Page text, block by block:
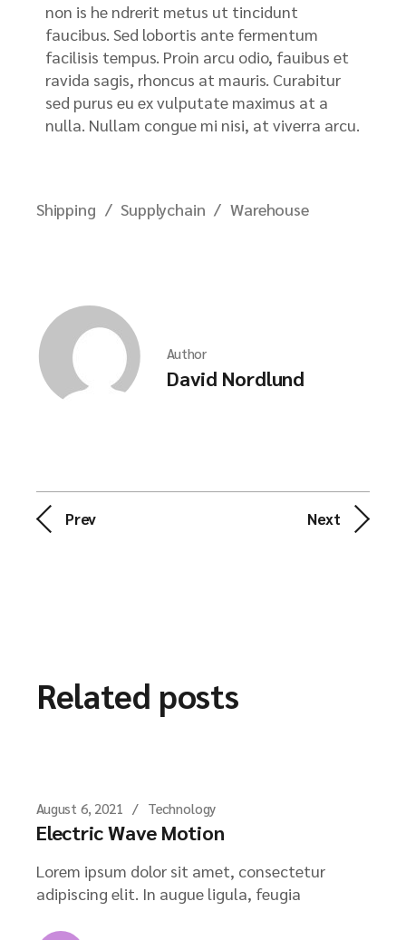
non is he ndrerit metus ut tincidunt
faucibus. Sed lobortis ante fermentum
facilisis tempus. Proin arcu odio, fauibus et
ravida sagis, rhoncus at mauris. Curabitur
sed purus eu ex vulputate maximus at a
nulla. Nullam congue mi nisi, at viverra arcu.
Shipping Supplychain Warehouse
Author
David Nordlund
Prev Next
Related posts
August 6, 2021 Technology
Electric Wave Motion
Lorem ipsum dolor sit amet, consectetur
adipiscing elit. In augue ligula, feugia